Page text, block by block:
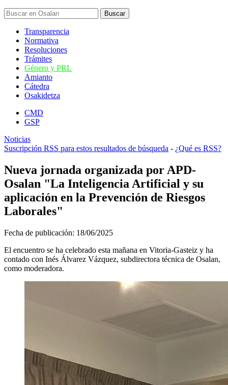
Transparencia
Normativa
Resoluciones
Trámites
Género y PRL
Amianto
Cátedra
Osakidetza
CMD
GSP
Noticias
Suscripción RSS para estos resultados de búsqueda - ¿Qué es RSS?
Nueva jornada organizada por APD-
Osalan "La Inteligencia Artificial y su
aplicación en la Prevención de Riesgos
Laborales"
Fecha de publicación: 18/06/2025
El encuentro se ha celebrado esta mañana en Vitoria-Gasteiz y ha
contado con Inés Álvarez Vázquez, subdirectora técnica de Osalan,
como moderadora.